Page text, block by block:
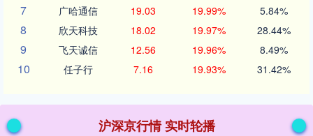
7 广哈通信 19.03 19.99% 5.84%
8 欣天科技 18.02 19.97% 28.44%
9 飞天诚信 12.56 19.96% 8.49%
10 任子行 7.16 19.93% 31.42%
沪深京行情 实时轮播